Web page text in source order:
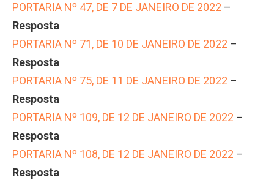
PORTARIA Nº 47, DE 7 DE JANEIRO DE 2022 –
Resposta
PORTARIA Nº 71, DE 10 DE JANEIRO DE 2022 –
Resposta
PORTARIA Nº 75, DE 11 DE JANEIRO DE 2022 –
Resposta
PORTARIA Nº 109, DE 12 DE JANEIRO DE 2022 –
Resposta
PORTARIA Nº 108, DE 12 DE JANEIRO DE 2022 –
Resposta